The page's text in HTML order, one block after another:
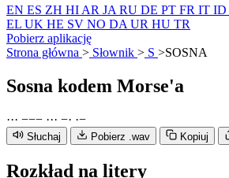
EN ES ZH HI AR JA RU DE PT FR IT ID
EL UK HE SV NO DA UR HU TR
Pobierz aplikację
Strona główna > Słownik > S >SOSNA
Sosna kodem Morse'a
··· −−− ··· −· ·−
Słuchaj Pobierz .wav Kopiuj
Rozkład na litery